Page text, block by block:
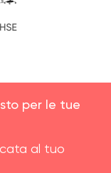
per le tue
al tuo